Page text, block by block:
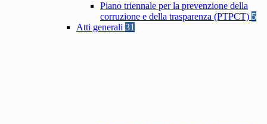
Piano triennale per la prevenzione della
corruzione e della trasparenza (PTPCT) 5
Atti generali 31